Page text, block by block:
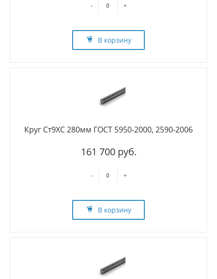
- +
В корзину
Круг Ст9ХС 280мм ГОСТ 5950-2000, 2590-2006
161 700 руб.
- +
В корзину